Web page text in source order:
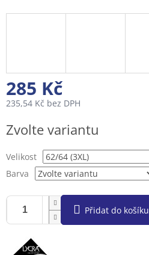
285 Kč
235,54 Kč bez DPH
cena:
Zvolte variantu
Velikost
Barva
Přidat do košíku